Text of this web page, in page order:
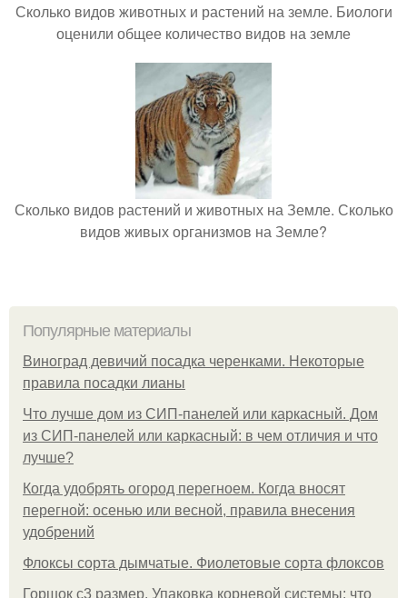
Сколько видов животных и растений на земле. Биологи
оценили общее количество видов на земле
Сколько видов растений и животных на Земле. Сколько
видов живых организмов на Земле?
Популярные материалы
Виноград девичий посадка черенками. Некоторые
правила посадки лианы
Что лучше дом из СИП-панелей или каркасный. Дом
из СИП-панелей или каркасный: в чем отличия и что
лучше?
Когда удобрять огород перегноем. Когда вносят
перегной: осенью или весной, правила внесения
удобрений
Флоксы сорта дымчатые. Фиолетовые сорта флоксов
Горшок с3 размер. Упаковка корневой системы: что